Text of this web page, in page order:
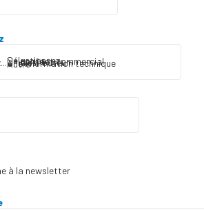
Sélectionnez...
Un contact commercial
Un tarif
Un distributeur
Une information technique
Autre
à la newsletter